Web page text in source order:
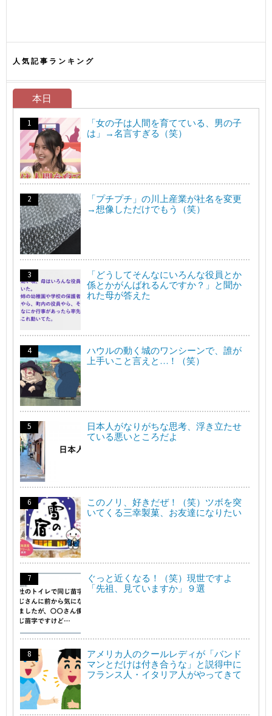
人気記事ランキング
本日
「女の子は人間を育てている、男の子
は」→名言すぎる（笑）
「プチプチ」の川上産業が社名を変更
→想像しただけでもう（笑）
「どうしてそんなにいろんな役員とか
係とかがんばれるんですか？」と聞か
れた母が答えた
ハウルの動く城のワンシーンで、誰が
上手いこと言えと…！（笑）
日本人がなりがちな思考、浮き立たせ
ている悪いところだよ
このノリ、好きだぜ！（笑）ツボを突
いてくる三幸製菓、お友達になりたい
ぐっと近くなる！（笑）現世ですよ
「先祖、見ていますか」９選
アメリカ人のクールレディが「バンド
マンとだけは付き合うな」と説得中に
フランス人・イタリア人がやってきて